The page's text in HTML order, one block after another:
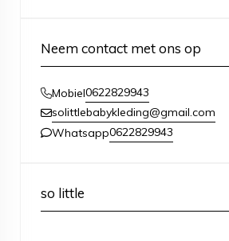
Neem contact met ons op
Mobiel0622829943
solittlebabykleding@gmail.com
Whatsapp0622829943
so little